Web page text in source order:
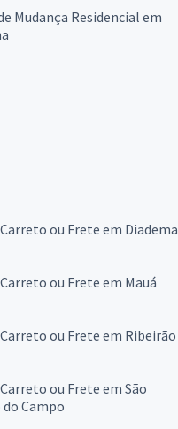
Mudança Residencial em
ou Frete em Diadema
ou Frete em Mauá
ou Frete em Ribeirão
ou Frete em São
Campo